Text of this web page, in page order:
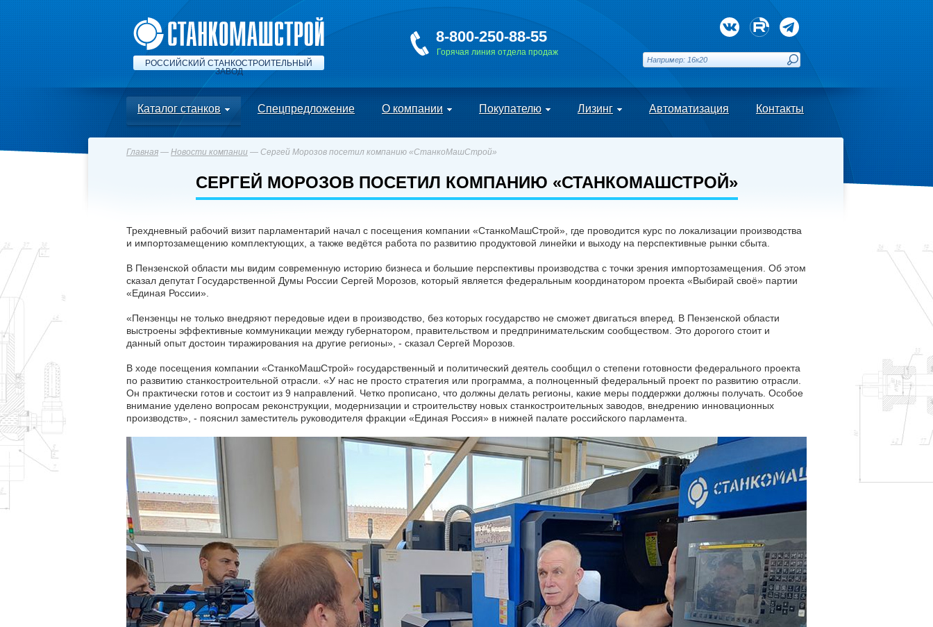
РОССИЙСКИЙ СТАНКОСТРОИТЕЛЬНЫЙ
ЗАВОД
8-800-250-88-55
Горячая линия отдела продаж
Каталог станков Спецпредложение О компании Покупателю Лизинг Автоматизация Контакты
Главная — Новости компании — Сергей Морозов посетил компанию «СтанкоМашСтрой»
СЕРГЕЙ МОРОЗОВ ПОСЕТИЛ КОМПАНИЮ «СТАНКОМАШСТРОЙ»
Трехдневный рабочий визит парламентарий начал с посещения компании «СтанкоМашСтрой», где проводится курс по локализации производства
и импортозамещению комплектующих, а также ведётся работа по развитию продуктовой линейки и выходу на перспективные рынки сбыта.
В Пензенской области мы видим современную историю бизнеса и большие перспективы производства с точки зрения импортозамещения. Об этом
сказал депутат Государственной Думы России Сергей Морозов, который является федеральным координатором проекта «Выбирай своё» партии
«Единая России».
«Пензенцы не только внедряют передовые идеи в производство, без которых государство не сможет двигаться вперед. В Пензенской области
выстроены эффективные коммуникации между губернатором, правительством и предпринимательским сообществом. Это дорогого стоит и
данный опыт достоин тиражирования на другие регионы», - сказал Сергей Морозов.
В ходе посещения компании «СтанкоМашСтрой» государственный и политический деятель сообщил о степени готовности федерального проекта
по развитию станкостроительной отрасли. «У нас не просто стратегия или программа, а полноценный федеральный проект по развитию отрасли.
Он практически готов и состоит из 9 направлений. Четко прописано, что должны делать регионы, какие меры поддержки должны получать. Особое
внимание уделено вопросам реконструкции, модернизации и строительству новых станкостроительных заводов, внедрению инновационных
производств», - пояснил заместитель руководителя фракции «Единая Россия» в нижней палате российского парламента.